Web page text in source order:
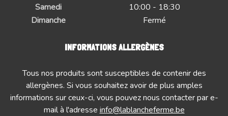
Samedi
10:00 - 18:30
Dimanche
Fermé
INFORMATIONS ALLERGÈNES
Tous nos produits sont susceptibles de contenir des
allergènes. Si vous souhaitez avoir de plus amples
informations sur ceux-ci, vous pouvez nous contacter par e-
mail à l'adresse info@lablancheferme.be